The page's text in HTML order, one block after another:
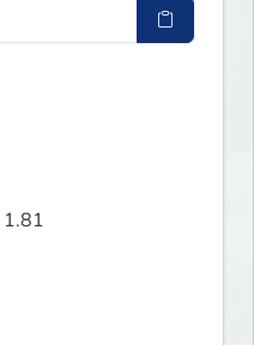
1.81